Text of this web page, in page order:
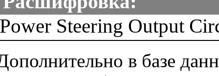
Power Steering Output
в базе